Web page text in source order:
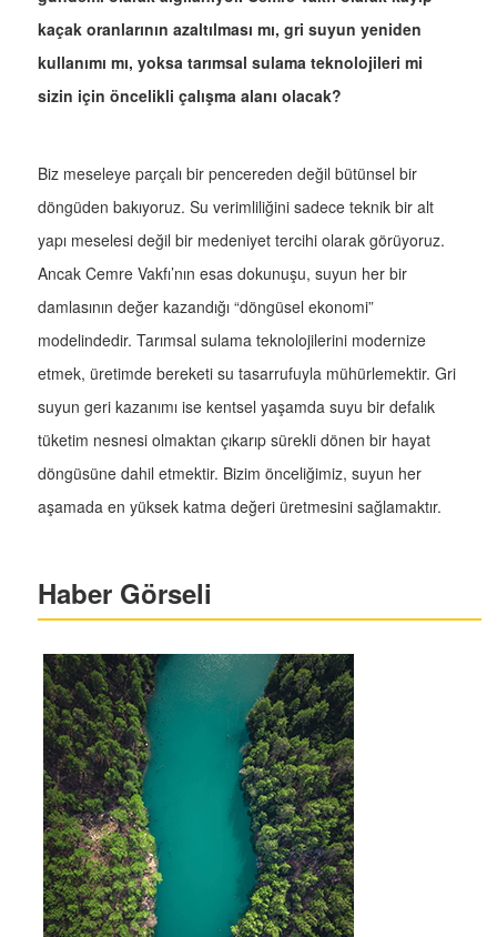
kaçak oranlarının azaltılması mı, gri suyun yeniden
kullanımı mı, yoksa tarımsal sulama teknolojileri mi
sizin için öncelikli çalışma alanı olacak?
Biz meseleye parçalı bir pencereden değil bütünsel bir
döngüden bakıyoruz. Su verimliliğini sadece teknik bir alt
yapı meselesi değil bir medeniyet tercihi olarak görüyoruz.
Ancak Cemre Vakfı’nın esas dokunuşu, suyun her bir
damlasının değer kazandığı “döngüsel ekonomi”
modelindedir. Tarımsal sulama teknolojilerini modernize
etmek, üretimde bereketi su tasarrufuyla mühürlemektir. Gri
suyun geri kazanımı ise kentsel yaşamda suyu bir defalık
tüketim nesnesi olmaktan çıkarıp sürekli dönen bir hayat
döngüsüne dahil etmektir. Bizim önceliğimiz, suyun her
aşamada en yüksek katma değeri üretmesini sağlamaktır.
Haber Görseli